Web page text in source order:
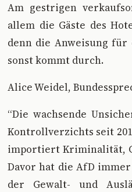
Am gestrigen
allem die Gäste des
denn die Anweisung
sonst kommt durch.
Alice Weidel,
“Die wachsende
Kontrollverzichts seit
importiert Kriminalität,
Davor hat die AfD
der Gewalt- und